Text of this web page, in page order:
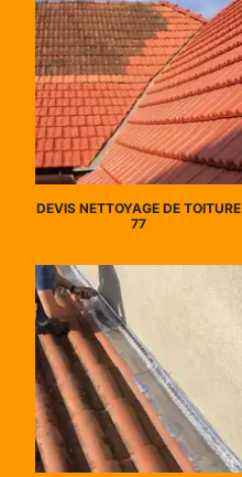
DEVIS NETTOYAGE DE TOITURE
77